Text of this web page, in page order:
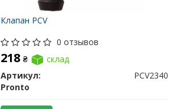
Клапан PCV
0 отзывов
218₴
склад
Артикул:
PCV2340
Pronto